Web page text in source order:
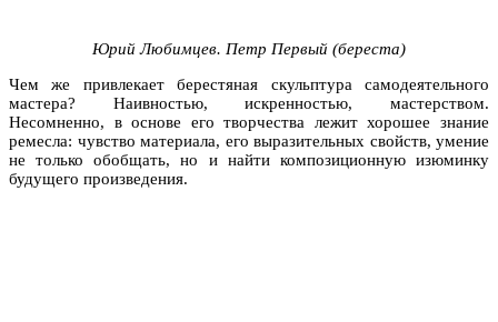
Юрий Любимцев. Петр Первый (береста)
Чем же привлекает берестяная скульптура самодеятельного
мастера? Наивностью, искренностью, мастерством.
Несомненно, в основе его творчества лежит хорошее знание
ремесла: чувство материала, его выразительных свойств, умение
не только обобщать, но и найти композиционную изюминку
будущего произведения.